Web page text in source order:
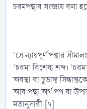
চরমপন্থার সংজ্ঞায় বলা
‘সে ন্যায়পূর্ণ পন্থার
‘চরম’ বিশেষ্য শব্দ।
অবস্থা বা চূড়ান্ত
আর পন্থা অর্থ পথ বা
মতানুসারী।[৭]